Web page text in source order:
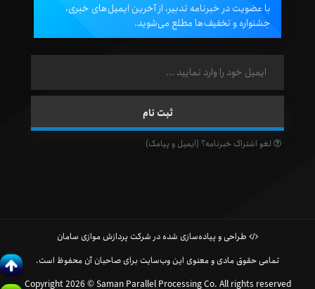
با عضویت در خبرنامه تدبیر، از آخرین ایمیل‌های خبری،
جشنواره و تخفیف‌ها مطلع می‌شوید.
لغو اشتراک خبرنامه؟ (ایمیل و پیامک)
طراحی و پیاده‌سازی شده در شرکت پردازش موازی سامان
تمامی حقوق مادی و معنوی این وب‌سایت برای صاحبان آن محفوظ است.
Copyright 2026 © Saman Parallel Processing Co. All rights reserved